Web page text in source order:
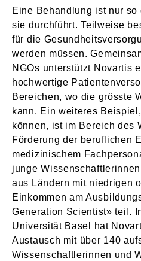
Eine Behandlung ist nur
sie durchführt. Teilweise
für die
werden müssen.
NGOs unterstützt Novartis
hochwertige
Bereichen, wo die grösste
kann. Ein weiteres
können, ist im Bereich des
Förderung der beruflichen
medizinischem
junge
aus Ländern mit niedrigen
Einkommen am
Generation Scientist» teil.
Universität Basel hat
Austausch mit über 140
Wissenschaftlerinnen und